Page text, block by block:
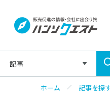
記事
ホーム 記事を探